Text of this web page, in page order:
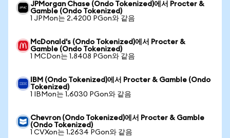
JPMorgan Chase (Ondo Tokenized)에서 Procter &
Gamble (Ondo Tokenized)
1 JPMon는 2.4200 PGon와 같음
McDonald's (Ondo Tokenized)에서 Procter &
Gamble (Ondo Tokenized)
1 MCDon는 1.8408 PGon와 같음
IBM (Ondo Tokenized)에서 Procter & Gamble (Ondo
Tokenized)
1 IBMon는 1.6030 PGon와 같음
Chevron (Ondo Tokenized)에서 Procter & Gamble
(Ondo Tokenized)
1 CVXon는 1.2634 PGon와 같음